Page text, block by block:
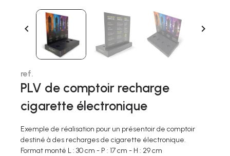
 
ref.
PLV de comptoir recharge
cigarette électronique
Exemple de réalisation pour un présentoir de comptoir
destiné à des recharges de cigarette électronique.
Format monté L : 30 cm - P : 17 cm - H : 29 cm